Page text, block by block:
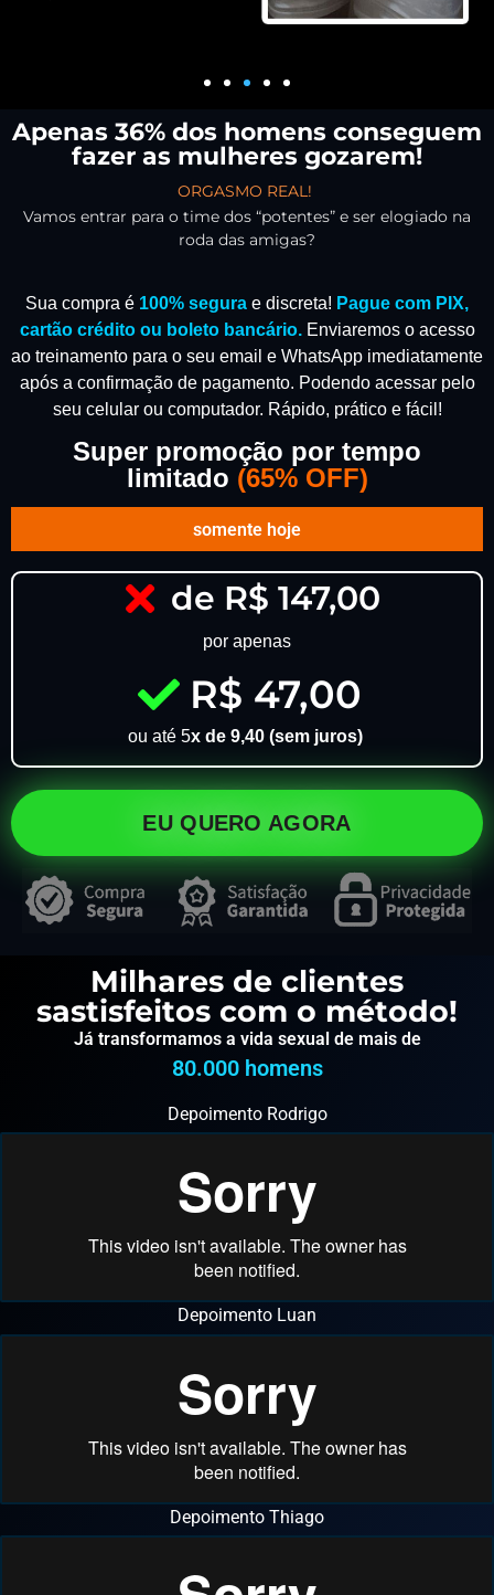
Apenas 36% dos homens conseguem
fazer as mulheres gozarem!
ORGASMO REAL!
Vamos entrar para o time dos “potentes” e ser elogiado na
roda das amigas?
Sua compra é 100% segura e discreta! Pague com PIX,
cartão crédito ou boleto bancário. Enviaremos o acesso
ao treinamento para o seu email e WhatsApp imediatamente
após a confirmação de pagamento. Podendo acessar pelo
seu celular ou computador. Rápido, prático e fácil!
Super promoção por tempo
limitado (65% OFF)
somente hoje
de R$ 147,00
por apenas
R$ 47,00
ou até 5x de 9,40 (sem juros)
EU QUERO AGORA
Milhares de clientes
sastisfeitos com o método!
Já transformamos a vida sexual de mais de
80.000 homens
Depoimento Rodrigo
Depoimento Luan
Depoimento Thiago